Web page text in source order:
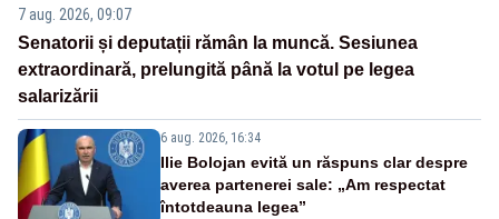
7 aug. 2026, 09:07
Senatorii și deputații rămân la muncă. Sesiunea
extraordinară, prelungită până la votul pe legea
salarizării
6 aug. 2026, 16:34
Ilie Bolojan evită un răspuns clar despre
averea partenerei sale: „Am respectat
întotdeauna legea”